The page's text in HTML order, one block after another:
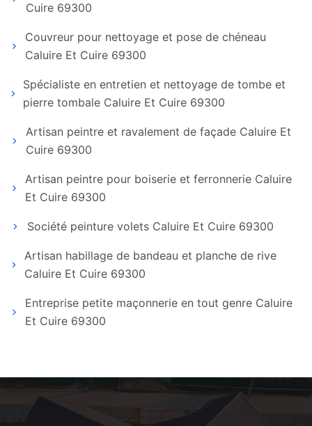
Cuire 69300
Couvreur pour nettoyage et pose de chéneau
Caluire Et Cuire 69300
Spécialiste en entretien et nettoyage de tombe et
pierre tombale Caluire Et Cuire 69300
Artisan peintre et ravalement de façade Caluire Et
Cuire 69300
Artisan peintre pour boiserie et ferronnerie Caluire
Et Cuire 69300
Société peinture volets Caluire Et Cuire 69300
Artisan habillage de bandeau et planche de rive
Caluire Et Cuire 69300
Entreprise petite maçonnerie en tout genre Caluire
Et Cuire 69300